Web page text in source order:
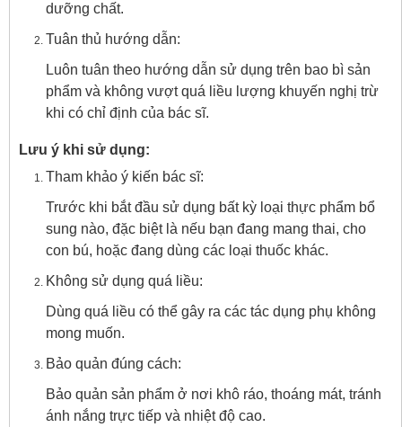
dưỡng chất.
Tuân thủ hướng dẫn:
Luôn tuân theo hướng dẫn sử dụng trên bao bì sản
phẩm và không vượt quá liều lượng khuyến nghị trừ
khi có chỉ định của bác sĩ.
Lưu ý khi sử dụng:
Tham khảo ý kiến bác sĩ:
Trước khi bắt đầu sử dụng bất kỳ loại thực phẩm bổ
sung nào, đặc biệt là nếu bạn đang mang thai, cho
con bú, hoặc đang dùng các loại thuốc khác.
Không sử dụng quá liều:
Dùng quá liều có thể gây ra các tác dụng phụ không
mong muốn.
Bảo quản đúng cách:
Bảo quản sản phẩm ở nơi khô ráo, thoáng mát, tránh
ánh nắng trực tiếp và nhiệt độ cao.